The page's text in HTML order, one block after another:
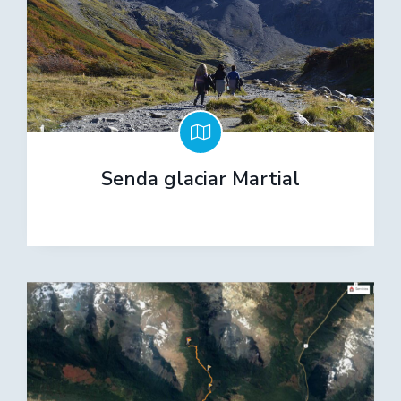
Senda glaciar Martial